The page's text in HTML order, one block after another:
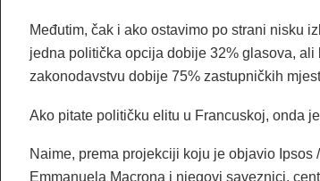
Međutim, čak i ako ostavimo po strani nisku
jedna politička opcija dobije 32% glasova, ali
zakonodavstvu dobije 75% zastupničkih
Ako pitate političku elitu u Francuskoj, onda je
Naime, prema projekciji koju je objavio Ipsos
Emmanuela Macrona i njegovi saveznici,